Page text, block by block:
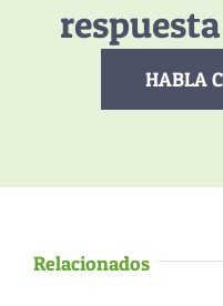
HABLA
Relacionados